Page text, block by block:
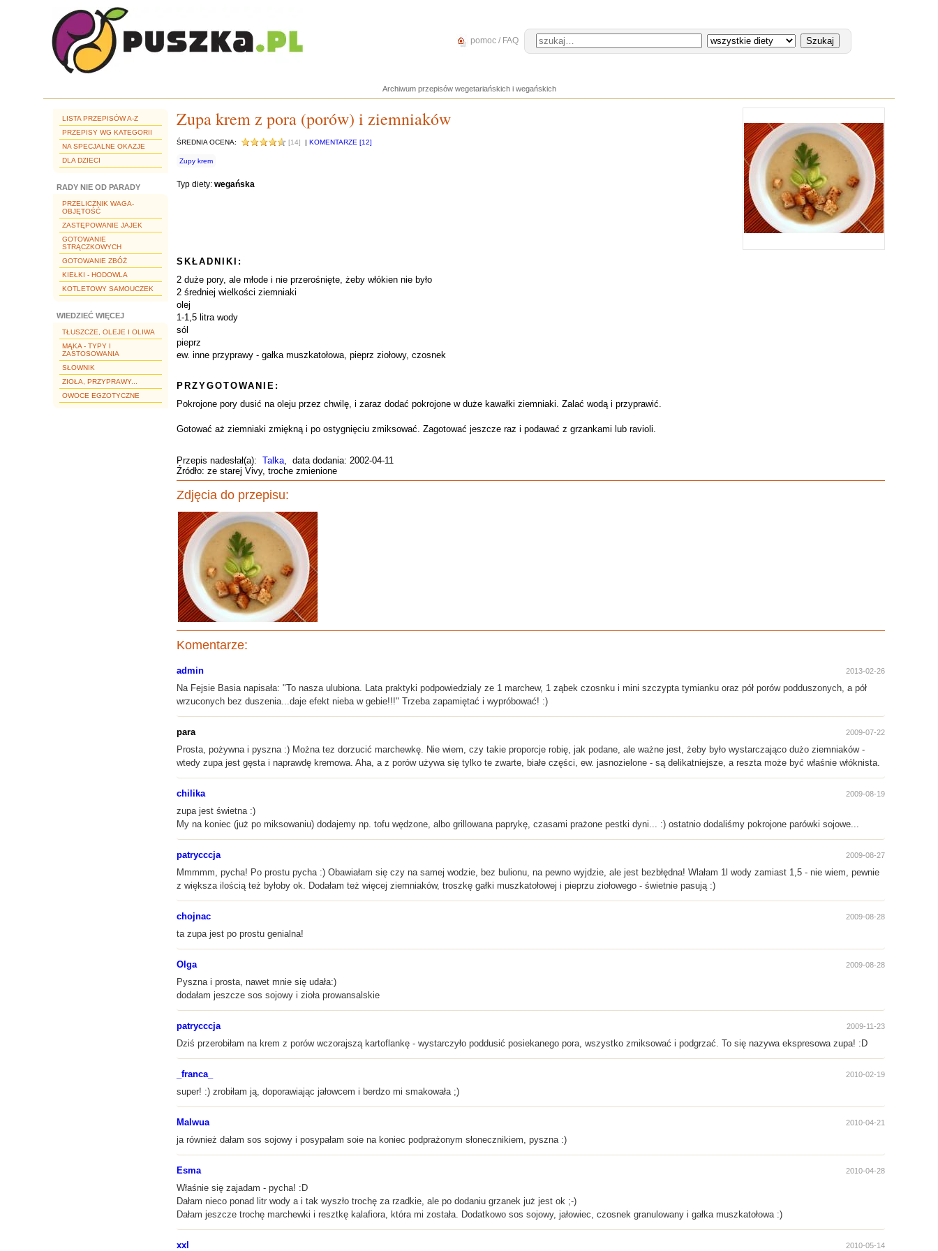
pomoc / FAQ
Archiwum przepisów wegetariańskich i wegańskich
LISTA PRZEPISÓW A-Z
PRZEPISY WG KATEGORII
NA SPECJALNE OKAZJE
DLA DZIECI
RADY NIE OD PARADY
PRZELICZNIK WAGA-
OBJĘTOŚĆ
ZASTĘPOWANIE JAJEK
GOTOWANIE
STRĄCZKOWYCH
GOTOWANIE ZBÓŻ
KIEŁKI - HODOWLA
KOTLETOWY SAMOUCZEK
WIEDZIEĆ WIĘCEJ
TŁUSZCZE, OLEJE I OLIWA
MĄKA - TYPY I
ZASTOSOWANIA
SŁOWNIK
ZIOŁA, PRZYPRAWY...
OWOCE EGZOTYCZNE
Zupa krem z pora (porów) i ziemniaków
ŚREDNIA OCENA: [14] | KOMENTARZE [12]
Zupy krem
Typ diety: wegańska
SKŁADNIKI:
2 duże pory, ale młode i nie przerośnięte, żeby włókien nie było
2 średniej wielkości ziemniaki
olej
1-1,5 litra wody
sól
pieprz
ew. inne przyprawy - gałka muszkatołowa, pieprz ziołowy, czosnek
PRZYGOTOWANIE:
Pokrojone pory dusić na oleju przez chwilę, i zaraz dodać pokrojone w duże kawałki ziemniaki. Zalać wodą i przyprawić.
Gotować aż ziemniaki zmiękną i po ostygnięciu zmiksować. Zagotować jeszcze raz i podawać z grzankami lub ravioli.
Przepis nadesłał(a): Talka, data dodania: 2002-04-11
Źródło: ze starej Vivy, troche zmienione
Zdjęcia do przepisu:
Komentarze:
admin 2013-02-26
Na Fejsie Basia napisała: "To nasza ulubiona. Lata praktyki podpowiedzialy ze 1 marchew, 1 ząbek czosnku i mini szczypta tymianku oraz pół porów podduszonych, a pół
wrzuconych bez duszenia...daje efekt nieba w gebie!!!" Trzeba zapamiętać i wypróbować! :)
para 2009-07-22
Prosta, pożywna i pyszna :) Można tez dorzucić marchewkę. Nie wiem, czy takie proporcje robię, jak podane, ale ważne jest, żeby było wystarczająco dużo ziemniaków -
wtedy zupa jest gęsta i naprawdę kremowa. Aha, a z porów używa się tylko te zwarte, białe części, ew. jasnozielone - są delikatniejsze, a reszta może być właśnie włóknista.
chilika 2009-08-19
zupa jest świetna :)
My na koniec (już po miksowaniu) dodajemy np. tofu wędzone, albo grillowana paprykę, czasami prażone pestki dyni... :) ostatnio dodaliśmy pokrojone parówki sojowe...
patrycccja 2009-08-27
Mmmmm, pycha! Po prostu pycha :) Obawiałam się czy na samej wodzie, bez bulionu, na pewno wyjdzie, ale jest bezbłędna! Wlałam 1l wody zamiast 1,5 - nie wiem, pewnie
z większa ilością też byłoby ok. Dodałam też więcej ziemniaków, troszkę gałki muszkatołowej i pieprzu ziołowego - świetnie pasują :)
chojnac 2009-08-28
ta zupa jest po prostu genialna!
Olga 2009-08-28
Pyszna i prosta, nawet mnie się udała:)
dodałam jeszcze sos sojowy i zioła prowansalskie
patrycccja 2009-11-23
Dziś przerobiłam na krem z porów wczorajszą kartoflankę - wystarczyło poddusić posiekanego pora, wszystko zmiksować i podgrzać. To się nazywa ekspresowa zupa! :D
_franca_ 2010-02-19
super! :) zrobiłam ją, doporawiając jałowcem i berdzo mi smakowała ;)
Malwua 2010-04-21
ja również dałam sos sojowy i posypałam soie na koniec podprażonym słonecznikiem, pyszna :)
Esma 2010-04-28
Właśnie się zajadam - pycha! :D
Dałam nieco ponad litr wody a i tak wyszło trochę za rzadkie, ale po dodaniu grzanek już jest ok ;-)
Dałam jeszcze trochę marchewki i resztkę kalafiora, która mi została. Dodatkowo sos sojowy, jałowiec, czosnek granulowany i gałka muszkatołowa :)
xxl 2010-05-14